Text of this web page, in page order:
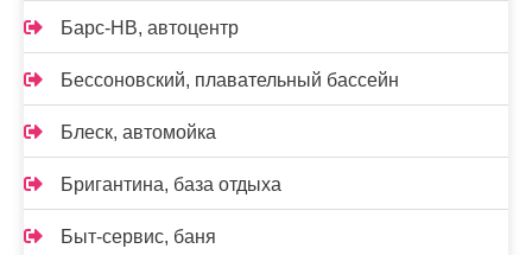
Барс-НВ, автоцентр
Бессоновский, плавательный бассейн
Блеск, автомойка
Бригантина, база отдыха
Быт-сервис, баня